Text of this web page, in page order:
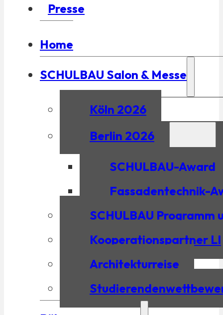
Presse
Home
SCHULBAU Salon & Messe
Köln 2026
Berlin 2026
SCHULBAU-Award
Fassadentechnik-
SCHULBAU Programm
Kooperationspartner LI
Architekturreise